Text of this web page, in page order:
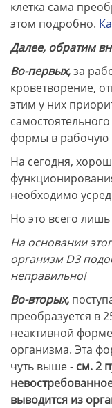
клетка сама
этом подробно.
Далее, обратим
Во-первых,за
кроветворение,
этим у них
формы в рабочую
На сегодня,
необходимо
Но это всего
На основании
организм D3
неправильно!
Во-вторых,
преобразуется в
неактивной
организма. Эта
чуть выше - см. 2
выводится из